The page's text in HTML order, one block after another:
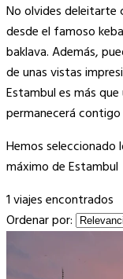
No olvides deleitarte
desde el famoso
baklava. Además,
de unas vistas
Estambul es más
permanecerá
Hemos seleccionado
máximo de Estambul
1 viajes encontrados
Ordenar por: